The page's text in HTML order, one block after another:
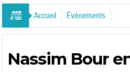
Accueil Événements
Nassim Bour